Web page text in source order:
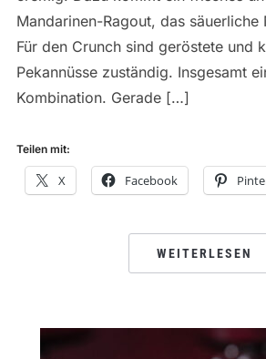
Mandarinen-Ragout, das
Für den Crunch sind geröstete und
Pekannüsse zuständig. Insgesamt
Kombination. Gerade […]
Teilen mit:
X Facebook
WEITERLESEN